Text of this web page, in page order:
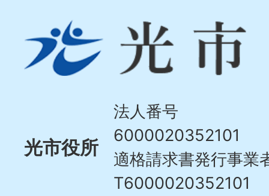
市
Hikari
光市役所
法人番号
6000020352101
適格請求書発行事業
T6000020352101